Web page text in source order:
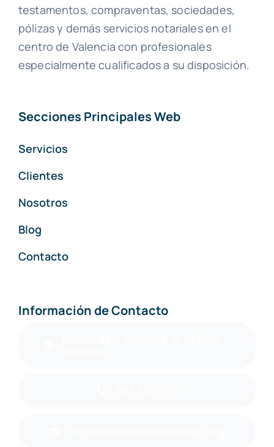
testamentos, compraventas, sociedades,
pólizas y demás servicios notariales en el
centro de Valencia con profesionales
especialmente cualificados a su disposición.
Secciones Principales Web
Servicios
Clientes
Nosotros
Blog
Contacto
Información de Contacto